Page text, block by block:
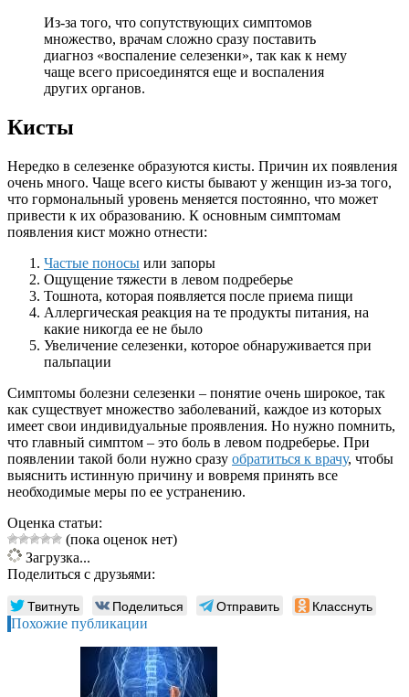
Из-за того, что сопутствующих симптомов
множество, врачам сложно сразу поставить
диагноз «воспаление селезенки», так как к нему
чаще всего присоединятся еще и воспаления
других органов.
Кисты
Нередко в селезенке образуются кисты. Причин их появления
очень много. Чаще всего кисты бывают у женщин из-за того,
что гормональный уровень меняется постоянно, что может
привести к их образованию. К основным симптомам
появления кист можно отнести:
Частые поносы или запоры
Ощущение тяжести в левом подреберье
Тошнота, которая появляется после приема пищи
Аллергическая реакция на те продукты питания, на
какие никогда ее не было
Увеличение селезенки, которое обнаруживается при
пальпации
Симптомы болезни селезенки – понятие очень широкое, так
как существует множество заболеваний, каждое из которых
имеет свои индивидуальные проявления. Но нужно помнить,
что главный симптом – это боль в левом подреберье. При
появлении такой боли нужно сразу обратиться к врачу, чтобы
выяснить истинную причину и вовремя принять все
необходимые меры по ее устранению.
Оценка статьи:
(пока оценок нет)
Загрузка...
Поделиться с друзьями:
Твитнуть Поделиться Отправить Класснуть
Похожие публикации